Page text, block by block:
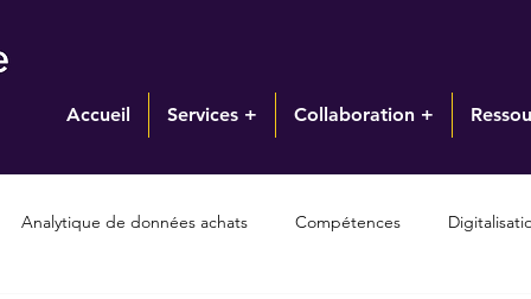
Accueil Services + Collaboration +
Analytique de données achats Compétences